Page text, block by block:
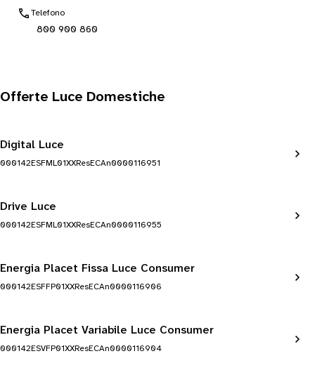
Telefono
800 900 860
Offerte Luce Domestiche
Digital Luce
000142ESFML01XXResECAn0000116951
Drive Luce
000142ESFML01XXResECAn0000116955
Energia Placet Fissa Luce Consumer
000142ESFFP01XXResECAn0000116906
Energia Placet Variabile Luce Consumer
000142ESVFP01XXResECAn0000116904